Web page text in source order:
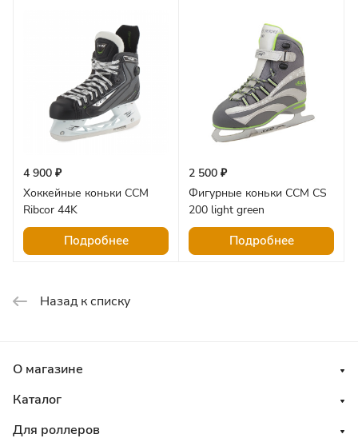
4 900 ₽
Хоккейные коньки CCM
Ribcor 44K
Подробнее
2 500 ₽
Фигурные коньки CCM CS
200 light green
Подробнее
Назад к списку
О магазине
Каталог
Для роллеров